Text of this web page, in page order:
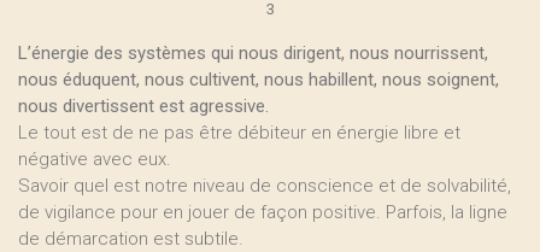
3
L’énergie des systèmes qui nous dirigent, nous nourrissent,
nous éduquent, nous cultivent, nous habillent, nous soignent,
nous divertissent est agressive.
Le tout est de ne pas être débiteur en énergie libre et
négative avec eux.
Savoir quel est notre niveau de conscience et de solvabilité,
de vigilance pour en jouer de façon positive. Parfois, la ligne
de démarcation est subtile.